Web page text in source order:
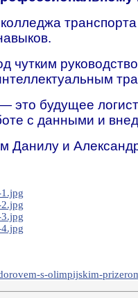
чутким
будущее
с данными и
Данилу и
s-olimpijskim-